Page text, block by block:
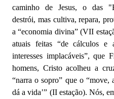
caminho de Jesus, o das
destrói, mas cultiva, repara,
a “economia divina” (VII
atuais feitas “de cálculos e
interesses implacáveis”, que
homens, Cristo acolheu a
“narra o sopro” que o “move,
dá a vida’” (II estação). Nós,